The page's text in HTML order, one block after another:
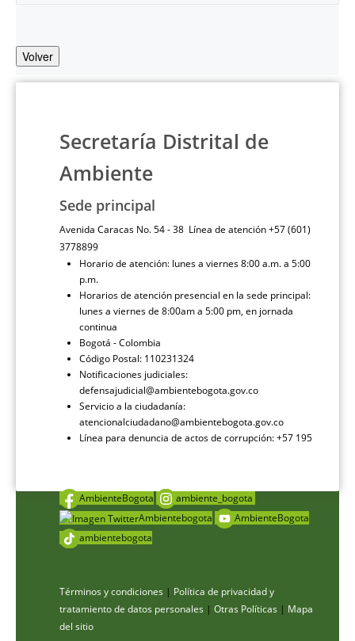
Volver
Secretaría Distrital de
Ambiente
Sede principal
Avenida Caracas No. 54 - 38 Línea de atención +57 (601)
3778899
Horario de atención: lunes a viernes 8:00 a.m. a 5:00
p.m.
Horarios de atención presencial en la sede principal:
lunes a viernes de 8:00am a 5:00 pm, en jornada
continua
Bogotá - Colombia
Código Postal: 110231324
Notificaciones judiciales:
defensajudicial@ambientebogota.gov.co
Servicio a la ciudadanía:
atencionalciudadano@ambientebogota.gov.co
Línea para denuncia de actos de corrupción: +57 195
AmbienteBogota
ambiente_bogota
Ambientebogota
AmbienteBogota
ambientebogota
Términos y condiciones | Política de privacidad y
tratamiento de datos personales | Otras Políticas | Mapa
del sitio